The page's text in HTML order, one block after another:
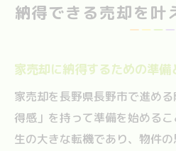
納得できる売却を叶
家売却に納得するための準備
家売却を長野県長野市で進め
得感」を持って準備を始める
生の大きな転機であり、物件